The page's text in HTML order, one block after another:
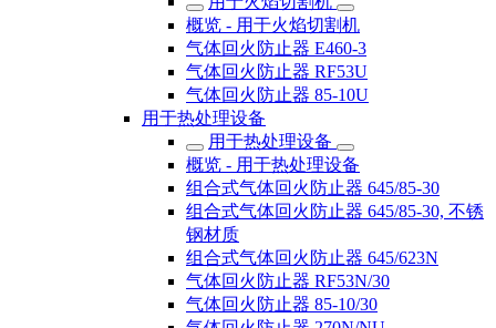
概览 - 用于火焰切割机
气体回火防止器 E460-3
气体回火防止器 RF53U
气体回火防止器 85-10U
用于热处理设备
用于热处理设备
概览 - 用于热处理设备
组合式气体回火防止器 645/85-30
组合式气体回火防止器 645/85-30, 不锈
钢材质
组合式气体回火防止器 645/623N
气体回火防止器 RF53N/30
气体回火防止器 85-10/30